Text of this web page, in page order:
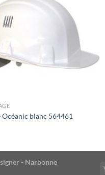
Océanic blanc 564461
- Narbonne